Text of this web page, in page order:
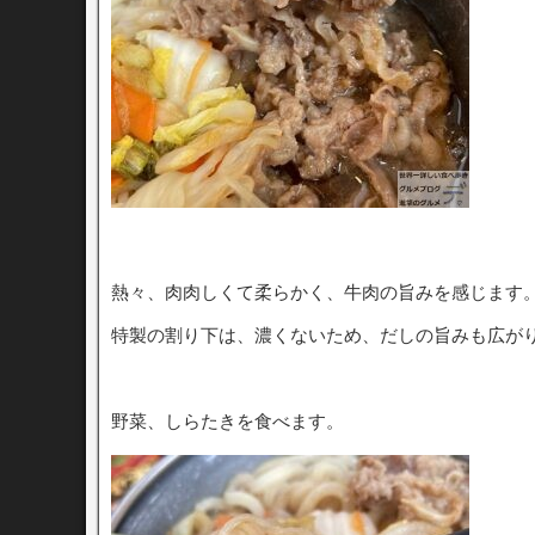
熱々、肉肉しくて柔らかく、牛肉の旨みを感じます。
特製の割り下は、濃くないため、だしの旨みも広が
野菜、しらたきを食べます。